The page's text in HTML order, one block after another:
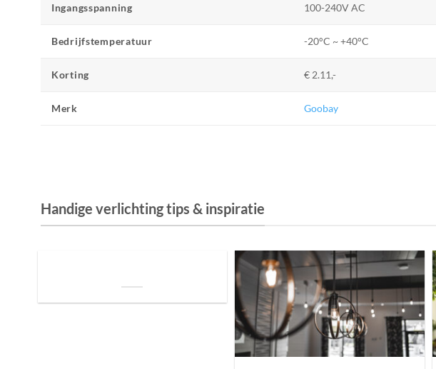
Ingangsspanning 100-240V AC
Bedrijfstemperatuur -20°C ~ +40°C
Korting € 2.11,-
Merk Goobay
Handige verlichting tips & inspiratie